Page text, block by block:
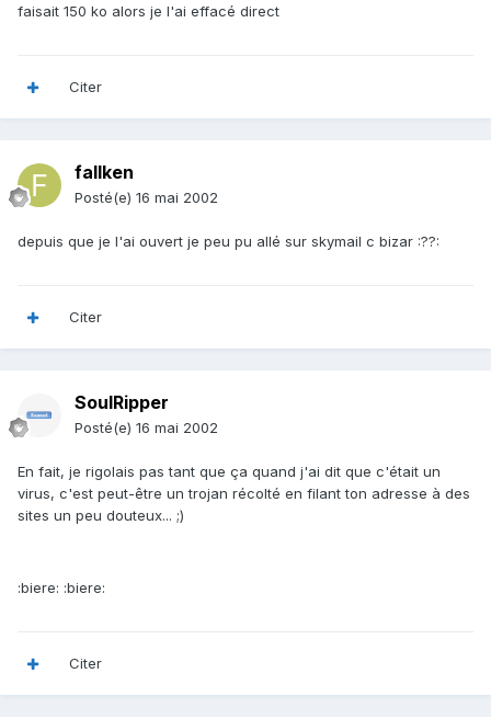
faisait 150 ko alors je l'ai effacé direct
Citer
fallken
Posté(e) 16 mai 2002
depuis que je l'ai ouvert je peu pu allé sur skymail c bizar :??:
Citer
SoulRipper
Posté(e) 16 mai 2002
En fait, je rigolais pas tant que ça quand j'ai dit que c'était un
virus, c'est peut-être un trojan récolté en filant ton adresse à des
sites un peu douteux... ;)
:biere: :biere:
Citer